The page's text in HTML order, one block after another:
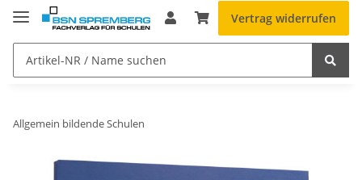
Vertrag widerrufen
Allgemein bildende Schulen